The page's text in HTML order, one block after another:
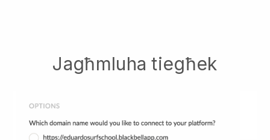
Jagħmluha tiegħek